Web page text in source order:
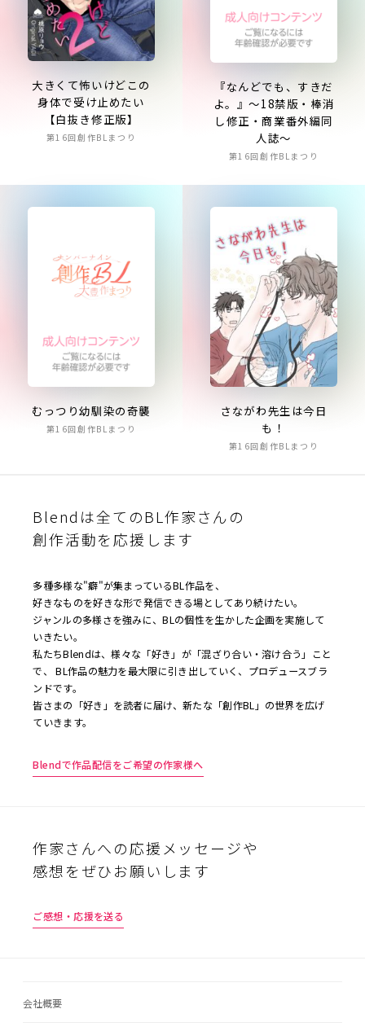
大きくて怖いけどこの
身体で受け止めたい
【白抜き修正版】
第16回創作BLまつり
『なんどでも、すきだ
よ。』〜18禁版・棒消
し修正・商業番外編同
人誌〜
第16回創作BLまつり
むっつり幼馴染の奇襲
第16回創作BLまつり
さながわ先生は今日
も！
第16回創作BLまつり
Blendは全てのBL作家さんの
創作活動を応援します
多種多様な"癖"が集まっているBL作品を、
好きなものを好きな形で発信できる場としてあり続けたい。
ジャンルの多様さを強みに、BLの個性を生かした企画を実施して
いきたい。
私たちBlendは、様々な「好き」が「混ざり合い・溶け合う」こと
で、 BL作品の魅力を最大限に引き出していく、プロデュースブラ
ンドです。
皆さまの「好き」を読者に届け、新たな「創作BL」の世界を広げ
ていきます。
Blendで作品配信をご希望の作家様へ
作家さんへの応援メッセージや
感想をぜひお願いします
ご感想・応援を送る
会社概要